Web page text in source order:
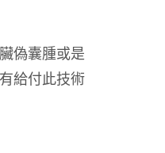
偽囊腫或是
給付此技術